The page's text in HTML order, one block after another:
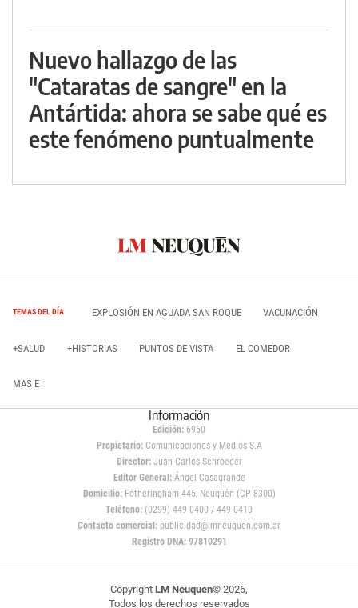
Nuevo hallazgo de las
"Cataratas de sangre" en la
Antártida: ahora se sabe qué es
este fenómeno puntualmente
TEMAS DEL DÍA EXPLOSIÓN EN AGUADA SAN ROQUE VACUNACIÓN
+SALUD +HISTORIAS PUNTOS DE VISTA EL COMEDOR
MAS E
Información
Edición: 6950
Propietario:Comunicaciones y Medios S.A
Director: Juan Carlos Schroeder
Editor General:Ángel Casagrande
Domicilio:Fotheringham 445, Neuquén (CP 8300)
Teléfono: (0299) 449 0400 / 449 0410
Contacto comercial: publicidad@lmneuquen.com.ar
Registro DNA: 97810291
Copyright LM Neuquen© 2026,
Todos los derechos reservados